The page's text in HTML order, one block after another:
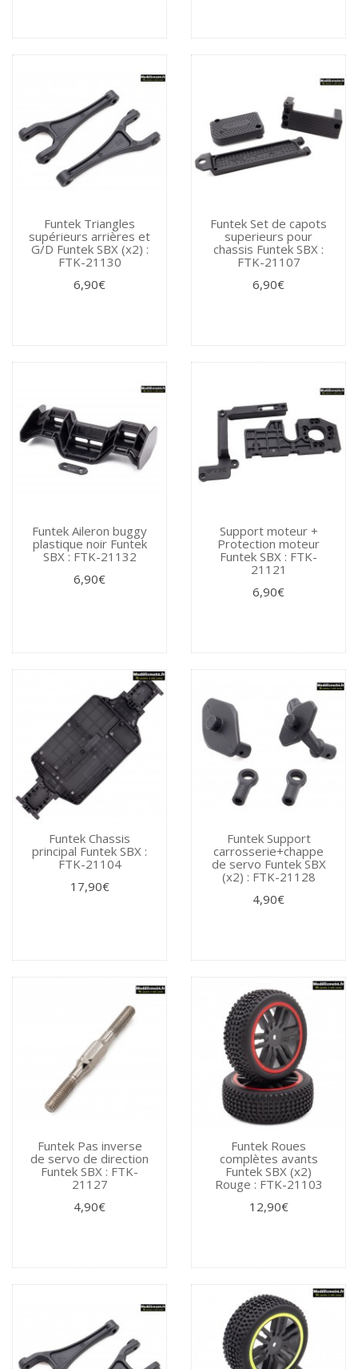
Funtek Triangles
supérieurs arrières et
G/D Funtek SBX (x2) :
FTK-21130
6,90€
Funtek Set de capots
superieurs pour
chassis Funtek SBX :
FTK-21107
6,90€
Funtek Aileron buggy
plastique noir Funtek
SBX : FTK-21132
6,90€
Support moteur +
Protection moteur
Funtek SBX : FTK-
21121
6,90€
Funtek Chassis
principal Funtek SBX :
FTK-21104
17,90€
Funtek Support
carrosserie+chappe
de servo Funtek SBX
(x2) : FTK-21128
4,90€
Funtek Pas inverse
de servo de direction
Funtek SBX : FTK-
21127
4,90€
Funtek Roues
complètes avants
Funtek SBX (x2)
Rouge : FTK-21103
12,90€